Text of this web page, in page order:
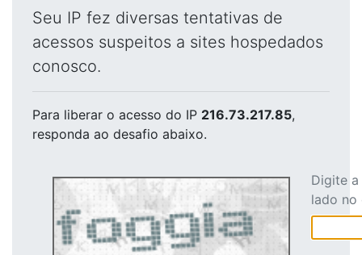
Seu IP fez diversas tentativas de
acessos suspeitos a sites hospedados
conosco.
Para liberar o acesso do IP 216.73.217.85,
responda ao desafio abaixo.
Digite
lado no